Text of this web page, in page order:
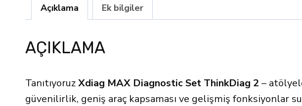
Açıklama Ek bilgiler
AÇIKLAMA
TanıtıyoruzXdiag MAX Diagnostic Set ThinkDiag 2 –
güvenilirlik, geniş araç kapsaması ve gelişmiş fonksiyonlar